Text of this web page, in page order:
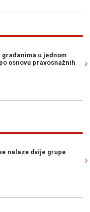
građanima u jednom
osnovu pravosnažnih
se nalaze dvije grupe